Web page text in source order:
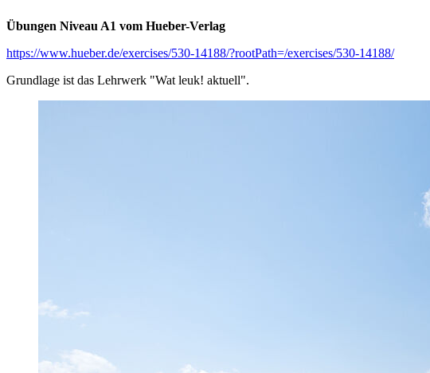
Übungen Niveau A1 vom Hueber-Verlag
https://www.hueber.de/exercises/530-14188/?rootPath=/exercises/530-14188/
Grundlage ist das Lehrwerk "Wat leuk! aktuell".